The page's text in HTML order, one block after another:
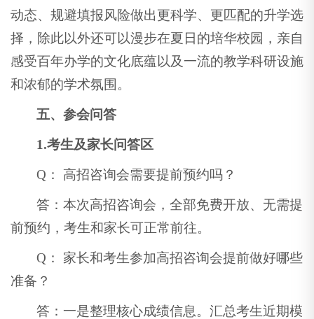
动态、规避填报风险做出更科学、更匹配的升学选
择，除此以外还可以漫步在夏日的培华校园，亲自
感受百年办学的文化底蕴以及一流的教学科研设施
和浓郁的学术氛围。
五、参会问答
1.考生及家长问答区
Q： 高招咨询会需要提前预约吗？
答：本次高招咨询会，全部免费开放、无需提
前预约，考生和家长可正常前往。
Q： 家长和考生参加高招咨询会提前做好哪些
准备？
答：一是整理核心成绩信息。汇总考生近期模